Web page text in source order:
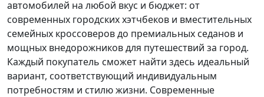
автомобилей на любой вкус и бюджет: от
современных городских хэтчбеков и вместительных
семейных кроссоверов до премиальных седанов и
мощных внедорожников для путешествий за город.
Каждый покупатель сможет найти здесь идеальный
вариант, соответствующий индивидуальным
потребностям и стилю жизни. Современные